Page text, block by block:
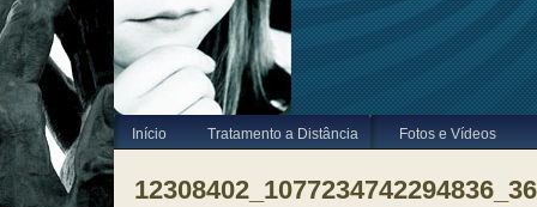
Início Tratamento a Distância Fotos e Vídeos